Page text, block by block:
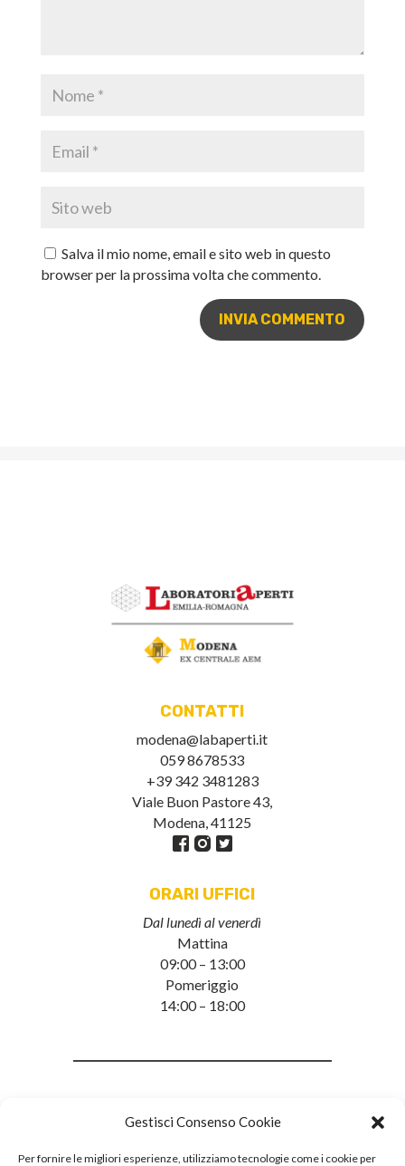
Gestisci Consenso Cookie
Per fornire le migliori esperienze, utilizziamo tecnologie come i cookie per
Salva il mio nome, email e sito web in questo
browser per la prossima volta che commento.
CONTATTI
modena@labaperti.it
059 8678533
+39 342 3481283
Viale Buon Pastore 43,
Modena, 41125
ORARI UFFICI
Dal lunedì al venerdì
Mattina
09:00 – 13:00
Pomeriggio
14:00 – 18:00